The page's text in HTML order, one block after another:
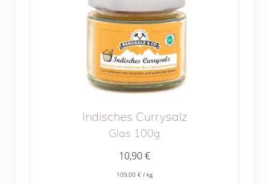
Indisches Currysalz
Glas 100g
10,90€
109,00 € /kg